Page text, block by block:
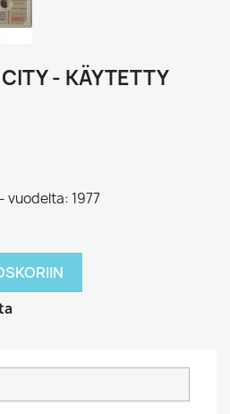
- KÄYTETTY
vuodelta: 1977